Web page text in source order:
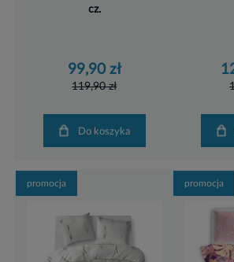
cz.
99,90 zł
119,90 zł
Do koszyka
promocja promocja